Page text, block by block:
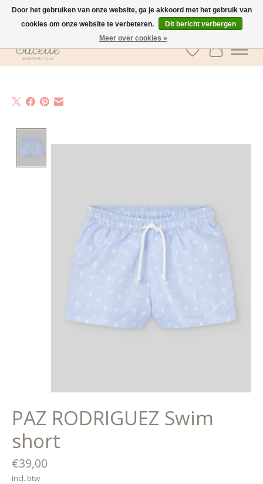
GRATIS verzending vanaf €100 in België
Verlanglijst
PAZ RODRIGUEZ Swim
short
€39,00
Incl. btw
Door het gebruiken van onze website, ga je akkoord met het gebruik van
cookies om onze website te verbeteren.
Dit bericht verbergen
Meer over cookies »